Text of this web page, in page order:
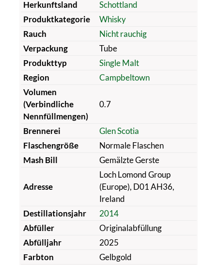
Herkunftsland
Schottland
Produktkategorie
Whisky
Rauch
Nicht rauchig
Verpackung
Tube
Produkttyp
Single Malt
Region
Campbeltown
Volumen
(Verbindliche
Nennfüllmengen)
0.7
Brennerei
Glen Scotia
Flaschengröße
Normale Flaschen
Mash Bill
Gemälzte Gerste
Adresse
Loch Lomond Group
(Europe), D01 AH36,
Ireland
Destillationsjahr
2014
Abfüller
Originalabfüllung
Abfülljahr
2025
Farbton
Gelbgold